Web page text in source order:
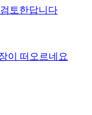
토한답니다
이 떠오르네요